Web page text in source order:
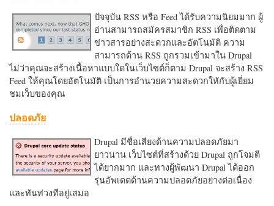
ปัจจุบัน RSS หรือ Feed ได้รับความนิยมมาก ผู้
อ่านสามารถสมัครสมาชิก RSS เพื่อติดตาม
ข่าวสารอย่างสะดวกและอัตโนมัติ ความ
สามารถด้าน RSS ถูกรวมเข้ามาใน Drupal
ไม่ว่าคุณจะสร้างเนื้อหาแบบใดในเว็บไซต์ก็ตาม Drupal จะสร้าง RSS
Feed ให้คุณโดยอัตโนมัติ เป็นการอำนวยความสะดวกใหักับผู้เยี่ยม
ชมเว็บของคุณ
ปลอดภัย
Drupal มีชื่อเสียงด้านความปลอดภัยมา
ยาวนาน เว็บไซต์ที่สร้างด้วย Drupal ถูกโจมตี
ได้ยากมาก และทางผู้พัฒนา Drupal ได้ออก
รุ่นอัพเดตด้านความปลอดภัยอย่างต่อเนื่อง
และทันท่วงทีอยู่เสมอ